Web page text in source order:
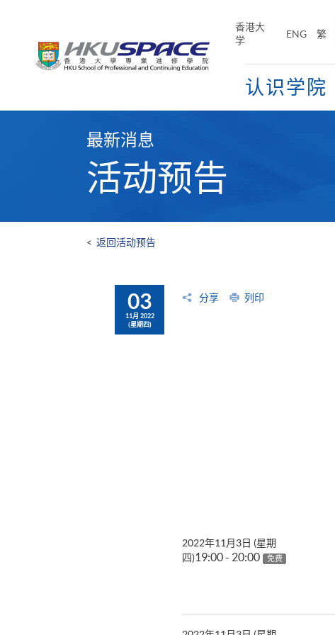
香港大
学
ENG 繁
认识学院
最新消息
活动预告
< 返回活动预告
03
11月 2022
(星期四)
分享 列印
2022年11月3日 (星期
四)19:00 - 20:00 免费